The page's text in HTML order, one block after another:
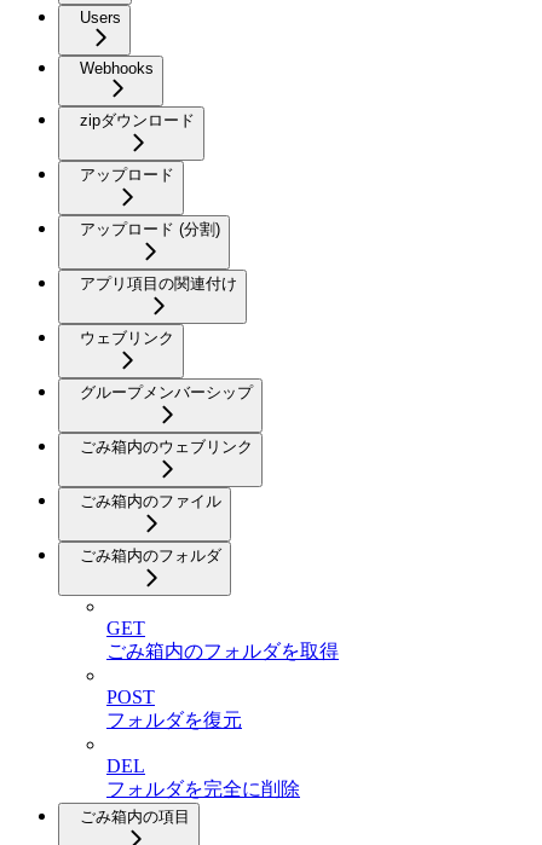
Users
Webhooks
zipダウンロード
アップロード
アップロード (分割)
アプリ項目の関連付け
ウェブリンク
グループメンバーシップ
ごみ箱内のウェブリンク
ごみ箱内のファイル
ごみ箱内のフォルダ
GET
ごみ箱内のフォルダを取得
POST
フォルダを復元
DEL
フォルダを完全に削除
ごみ箱内の項目